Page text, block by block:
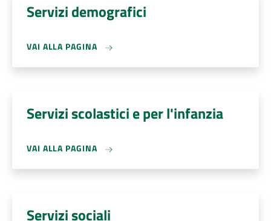
Servizi demografici
VAI ALLA PAGINA
Servizi scolastici e per l'infanzia
VAI ALLA PAGINA
Servizi sociali